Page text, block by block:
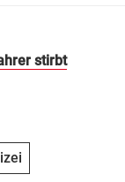
stirbt